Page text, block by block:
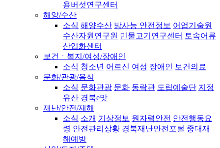
용버섯연구센터
해양/수산
소식 해양수산 방사능 안전정보 어업기술원
수산자원연구원 민물고기연구센터 토속어류
산업화센터
보건ㆍ복지/여성/장애인
소식 청소년 어르신 여성 장애인 보건의료
문화/관광/음식
소식 문화관광 문화 동락관 도립예술단 지정
유산 경북e맛
재난/안전/재해
소식 소개 기상정보 원자력안전 안전행동요
령 안전관리상황 경북재난안전포털 중대재
해예방